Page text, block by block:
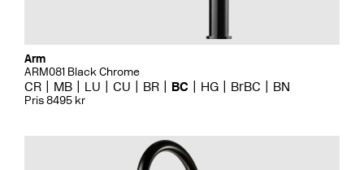
Arm
ARM081 Black Chrome
CR MB LU CU BR BC HG BrBC BN
Pris 8495 kr